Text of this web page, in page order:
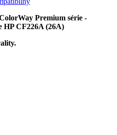
Premium série -
HP CF226A (26A)